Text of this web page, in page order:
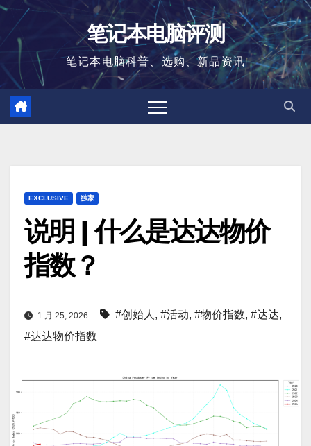
跳
至
笔记本电脑评测
笔记本电脑科普、选购、新品资讯
EXCLUSIVE 独家
说明 | 什么是达达物价
指数？
1 月 25, 2026 #创始人 , #活动, #物价指数, #达达,
#达达物价指数